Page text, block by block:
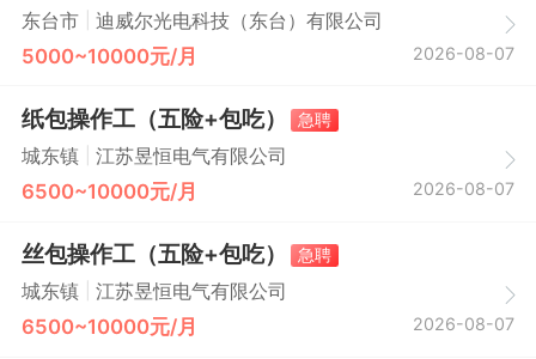
东台市 迪威尔光电科技（东台）有限公司
5000~10000元/月 2026-08-07
纸包操作工（五险+包吃）
急聘
城东镇
江苏昱恒电气有限公司
6500~10000元/月 2026-08-07
丝包操作工（五险+包吃）
急聘
城东镇
江苏昱恒电气有限公司
6500~10000元/月 2026-08-07